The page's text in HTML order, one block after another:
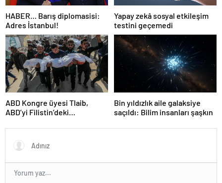
HABER… Barış diplomasisi:
Adres İstanbul!
Yapay zekâ sosyal etkileşim
testini geçemedi
ABD Kongre üyesi Tlaib,
ABD’yi Filistin’deki
olmakla itham etti
Bin yıldızlık aile galaksiye
saçıldı: Bilim insanları şaşkın